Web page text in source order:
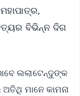
ବିଭିନ୍ନ ଦିଗ
ଲଲାଟେନ୍ଦୁଙ୍କ
ମାନେ କାମନା